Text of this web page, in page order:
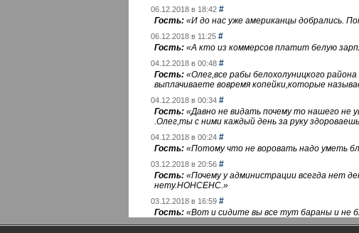
06.12.2018 в 18:42 #
Гость: «И до нас уже американцы добрались.
06.12.2018 в 11:25 #
Гость: «А кто из коммерсов платит белую
04.12.2018 в 00:48 #
Гость: «Олег,все рабы белохолуницкого
выплачиваете вовремя копейки,которые
04.12.2018 в 00:34 #
Гость: «Давно не видать почему то нашего
.Олег,ты с ними каждый день за руку
04.12.2018 в 00:24 #
Гость: «Потому что не воровать надо уметь
03.12.2018 в 20:56 #
Гость: «Почему у администрации всегда нет
нету.НОНСЕНС.»
03.12.2018 в 16:59 #
Гость: «Вот и сидите вы все тут бараны и не